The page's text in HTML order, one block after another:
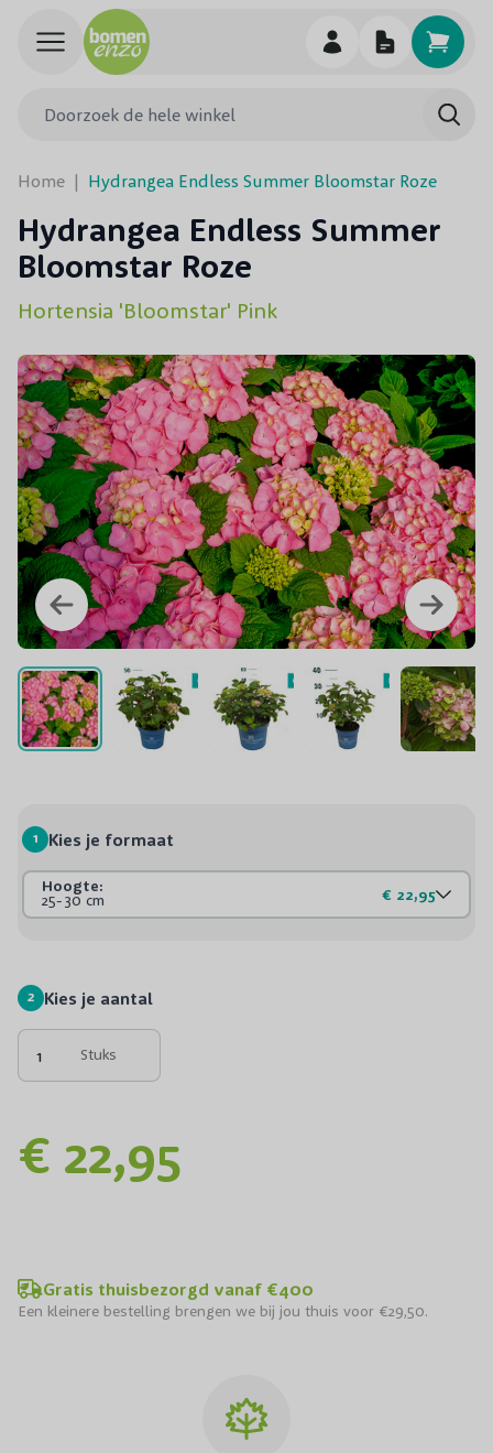
Ga naar de inhoud
Home | Hydrangea Endless Summer Bloomstar Roze
Hydrangea Endless Summer
Bloomstar Roze
Hortensia 'Bloomstar' Pink
1 Kies je formaat
Hoogte:
25-30 cm € 22,95
2 Kies je aantal
Stuks
€ 22,95
Gratis thuisbezorgd vanaf €400
Een kleinere bestelling brengen we bij jou thuis voor €29,50.